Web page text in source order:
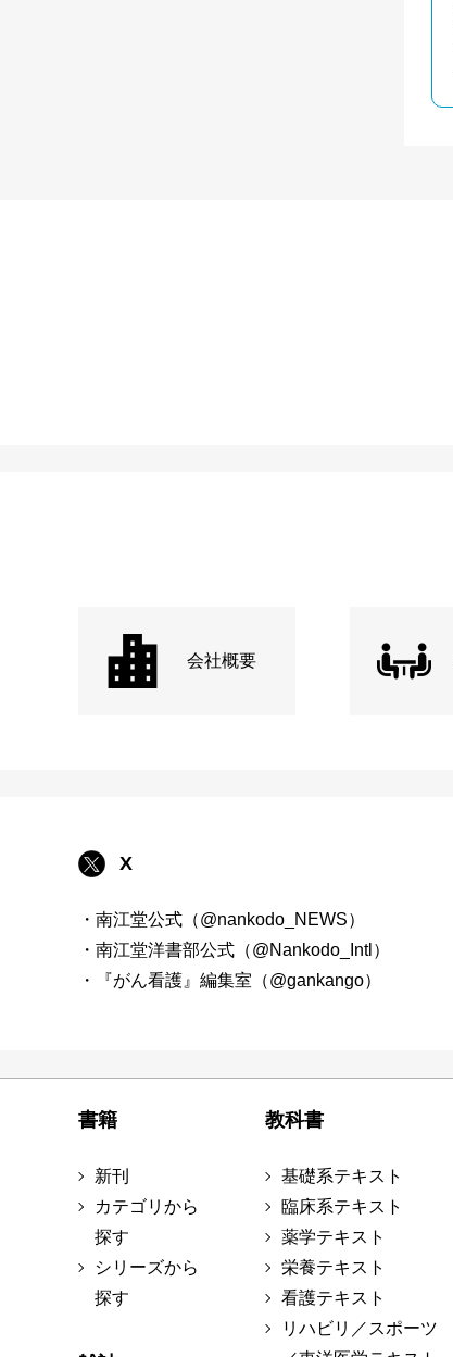
会社概要
X
・南江堂公式（@nankodo_NEWS）
・南江堂洋書部公式（@Nankodo_Intl）
・『がん看護』編集室（@gankango）
書籍
新刊
カテゴリから
探す
シリーズから
探す
教科書
基礎系テキスト
臨床系テキスト
薬学テキスト
栄養テキスト
看護テキスト
リハビリ／スポーツ